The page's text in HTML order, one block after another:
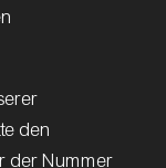
den
der Nummer